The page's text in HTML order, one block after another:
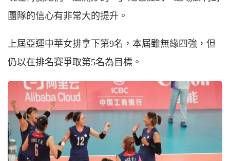
團隊的信心有非常大的提升。
上屆亞運中華女排拿下第9名，本屆雖無緣四強，但
仍以在排名賽爭取第5名為目標。